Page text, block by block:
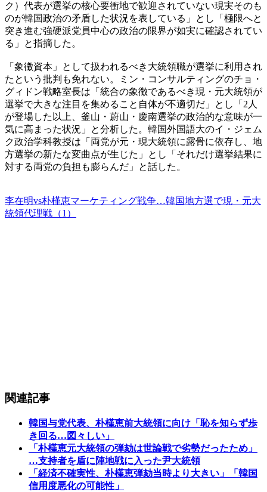
ク）代表が選挙の核心要衝地で歓迎されていない現実そのも
のが韓国政治の矛盾した状況を表している」とし「極限へと
突き進む強硬派党員中心の政治の限界が如実に確認されてい
る」と指摘した。
「象徴資本」として扱われるべき大統領職が選挙に利用され
たという批判も免れない。ミン・コンサルティングのチョ・
グィドン戦略室長は「統合の象徴であるべき現・元大統領が
選挙で大きな注目を集めること自体が不適切だ」とし「2人
が登場した以上、釜山・蔚山・慶南選挙の政治的な意味が一
気に高まった状況」と分析した。韓国外国語大のイ・ジェム
ク政治学科教授は「両党が元・現大統領に露骨に依存し、地
方選挙の新たな変曲点が生じた」とし「それだけ選挙結果に
対する両党の負担も膨らんだ」と話した。
李在明vs朴槿恵マーケティング戦争…韓国地方選で現・元大
統領代理戦（1）
関連記事
韓国与党代表、朴槿恵前大統領に向け「恥を知らず歩
き回る…図々しい」
「朴槿恵元大統領の弾劾は世論戦で劣勢だったため」
…支持者を盾に陣地戦に入った尹大統領
「経済不確実性、朴槿恵弾劾当時より大きい」「韓国
信用度悪化の可能性」